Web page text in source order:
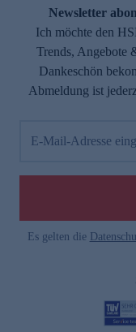
Newsletter
Ich möchte den
Trends, Angebote
Dankeschön
Abmeldung ist
E-Mail-Adresse
Es gelten die